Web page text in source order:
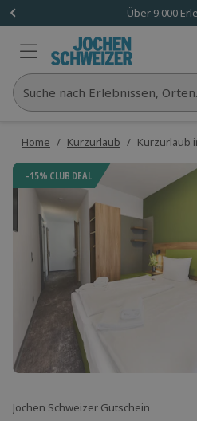
Über 9.000
Suche nach Erlebnissen,
Home / Kurzurlaub / Kurzurlaub
-15% CLUB DEAL
Jochen Schweizer Gutschein